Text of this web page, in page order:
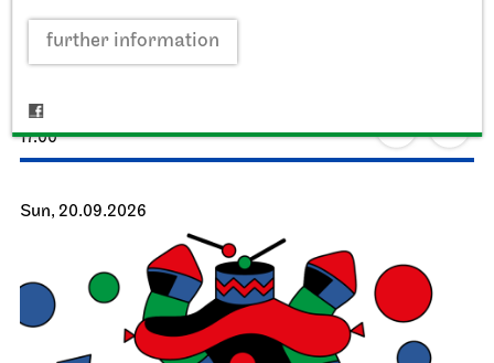
further information
Presentation of the Stuttgart
Ballet Annual
11.09.2026
17:00
Sun, 20.09.2026